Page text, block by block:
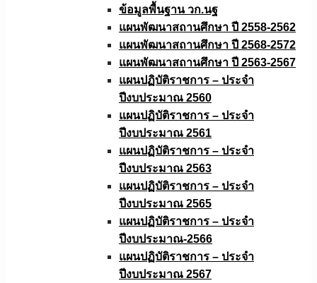
ข้อมูลพื้นฐาน วก.นฐ
แผนพัฒนาสถานศึกษา ปี 2558-2562
แผนพัฒนาสถานศึกษา ปี 2568-2572
แผนพัฒนาสถานศึกษา ปี 2563-2567
แผนปฏิบัติราชการ – ประจำ
ปีงบประมาณ 2560
แผนปฏิบัติราชการ – ประจำ
ปีงบประมาณ 2561
แผนปฏิบัติราชการ – ประจำ
ปีงบประมาณ 2563
แผนปฏิบัติราชการ – ประจำ
ปีงบประมาณ 2565
แผนปฏิบัติราชการ – ประจำ
ปีงบประมาณ-2566
แผนปฏิบัติราชการ – ประจำ
ปีงบประมาณ 2567